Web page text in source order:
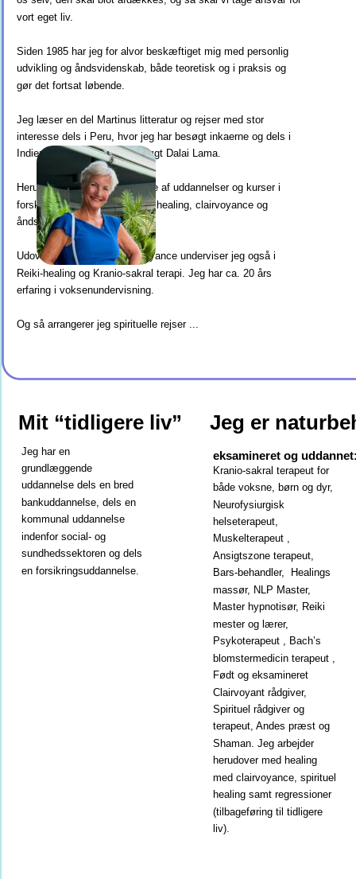
vort eget liv.
Siden 1985 har jeg for alvor beskæftiget mig med personlig
udvikling og åndsvidenskab, både teoretisk og i praksis og
gør det fortsat løbende.
Jeg læser en del Martinus litteratur og rejser med stor
interesse dels i Peru, hvor jeg har besøgt inkaerne og dels i
Indien, hvor jeg bl.a. har besøgt Dalai Lama.
Herudover har jeg en bred vifte af uddannelser og kurser i
forskellige behandlingsformer, healing, clairvoyance og
åndsvidenskab.
Udover at undervise i Clairvoyance underviser jeg også i
Reiki-healing og Kranio-sakral terapi. Jeg har ca. 20 års
erfaring i voksenundervisning.
Og så arrangerer jeg spirituelle rejser ...
Mit “tidligere liv”
Jeg har en
grundlæggende
uddannelse dels en bred
bankuddannelse, dels en
kommunal uddannelse
indenfor social- og
sundhedssektoren og dels
en forsikringsuddannelse.
Jeg er
eksamineret og
Kranio-sakral terapeut for
både voksne, børn og dyr,
Neurofysiurgisk
helseterapeut,
Muskelterapeut ,
Ansigtszone terapeut,
Bars-behandler,  Healings
massør, NLP Master,
Master hypnotisør, Reiki
mester og lærer,
Psykoterapeut , Bach’s
blomstermedicin terapeut ,
Født og eksamineret
Clairvoyant rådgiver,
Spirituel rådgiver og
terapeut, Andes præst og
Shaman. Jeg arbejder
herudover med healing
med clairvoyance, spirituel
healing samt regressioner
(tilbageføring til tidligere
liv).